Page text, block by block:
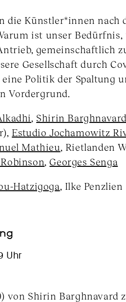
die Künstler*innen nach
ist unser
gemeinschaftlich
Gesellschaft durch
Politik der Spaltung
Vordergrund.
, Shirin
Estudio Jochamowitz
Mathieu, Rietlanden
,Georges Senga
Hatzigoga, Ilke Penzlien
Uhr
von Shirin Barghnavard